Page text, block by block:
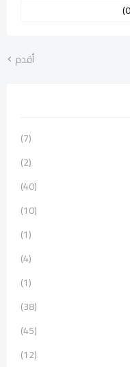
أقدم
(7)
(2)
(40)
(10)
(1)
(4)
(1)
(38)
(45)
(12)